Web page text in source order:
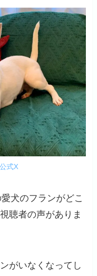
式X
犬のフランがどこ
聴者の声がありま
がいなくなってし